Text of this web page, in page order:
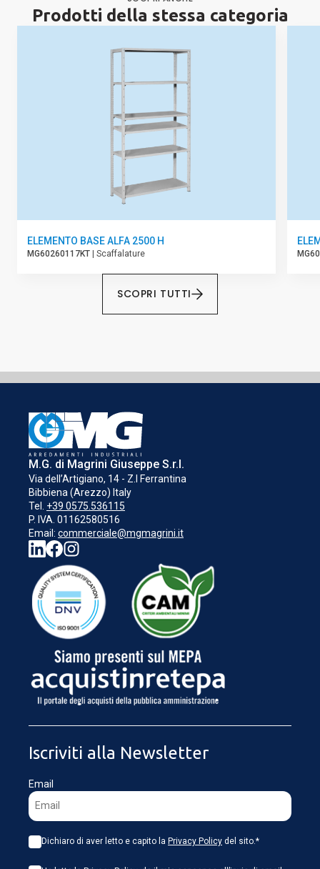
Prodotti della stessa categoria
ELEMENTO BASE ALFA 2500 H
MG60260117KT | Scaffalature
SCOPRI TUTTI
M.G. di Magrini Giuseppe S.r.l.
Via dell’Artigiano, 14 - Z.I Ferrantina
Bibbiena (Arezzo) Italy
Tel. +39 0575.536115
P. IVA. 01162580516
Email: commerciale@mgmagrini.it
Iscriviti alla Newsletter
Email
Dichiaro di aver letto e capito la Privacy Policy del sito.*